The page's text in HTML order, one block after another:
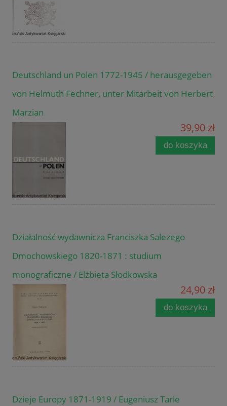
Deutschland un Polen 1772-1945 / herausgegeben
von Helmuth Fechner, unter Mitarbeit von Herbert
Marzian
39,90 zł
do koszyka
Działalność wydawnicza Franciszka Salezego
Dmochowskiego 1820-1871 : studium
monograficzne / Elżbieta Słodkowska
24,90 zł
do koszyka
Dzieje Europy 1871-1919 / Eugeniusz Tarle